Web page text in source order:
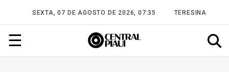
SEXTA, 07 DE AGOSTO DE 2026, 07:35 TERESINA
☰